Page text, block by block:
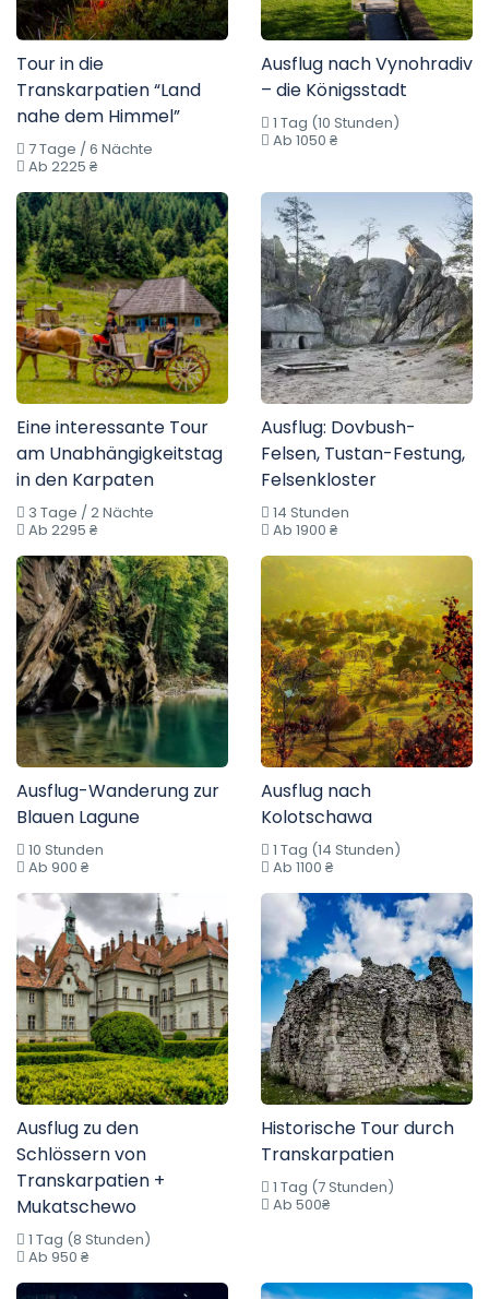
Tour in die
Transkarpatien “Land
nahe dem Himmel”
7 Tage / 6 Nächte
Ab 2225 ₴
Ausflug nach Vynohradiv
– die Königsstadt
1 Tag (10 Stunden)
Ab 1050 ₴
Eine interessante Tour
am Unabhängigkeitstag
in den Karpaten
3 Tage / 2 Nächte
Ab 2295 ₴
Ausflug: Dovbush-
Felsen, Tustan-Festung,
Felsenkloster
14 Stunden
Ab 1900 ₴
Ausflug-Wanderung zur
Blauen Lagune
10 Stunden
Ab 900 ₴
Ausflug nach
Kolotschawa
1 Tag (14 Stunden)
Ab 1100 ₴
Ausflug zu den
Schlössern von
Transkarpatien +
Mukatschewo
1 Tag (8 Stunden)
Ab 950 ₴
Historische Tour durch
Transkarpatien
1 Tag (7 Stunden)
Ab 500₴